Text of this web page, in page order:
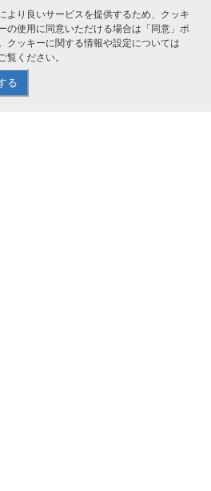
サービス
より良いサービスを提供するため、クッキ
の使用に同意いただける場合は「同意」ボ
クッキーに関する情報や設定については
覧ください。
る